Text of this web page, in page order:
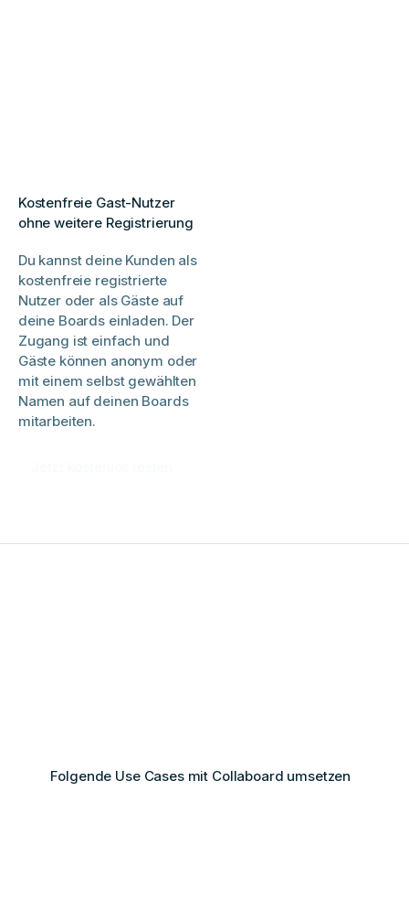
Kostenfreie Gast-Nutzer
ohne weitere Registrierung
Du kannst deine Kunden als
kostenfreie registrierte
Nutzer oder als Gäste auf
deine Boards einladen. Der
Zugang ist einfach und
Gäste können anonym oder
mit einem selbst gewählten
Namen auf deinen Boards
mitarbeiten.
Folgende Use Cases mit Collaboard umsetzen